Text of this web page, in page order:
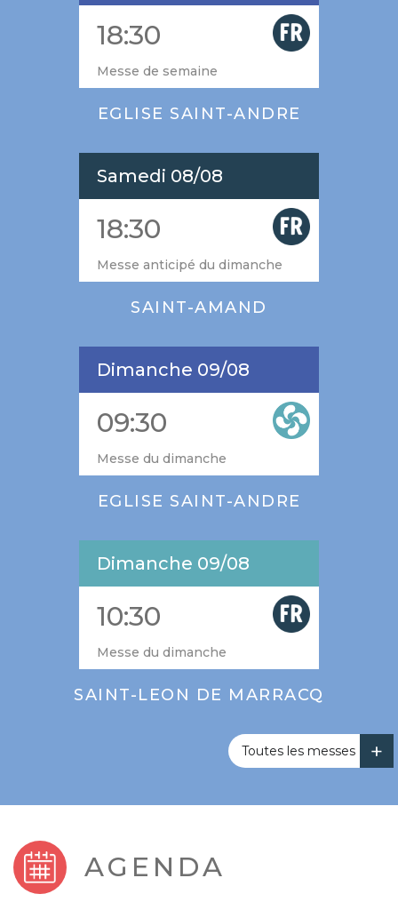
18:30
Messe de semaine
EGLISE SAINT-ANDRE
Samedi 08/08
18:30
Messe anticipé du dimanche
SAINT-AMAND
Dimanche 09/08
09:30
Messe du dimanche
EGLISE SAINT-ANDRE
Dimanche 09/08
10:30
Messe du dimanche
SAINT-LEON DE MARRACQ
Toutes les messes
AGENDA